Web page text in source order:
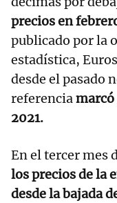
precios en
publicado por la
estadística,
desde el pasado
referenciamarcó
2021.
En el tercer mes
los precios de la
desde la bajada